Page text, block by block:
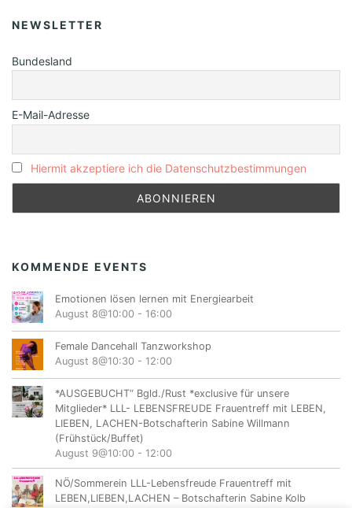
NEWSLETTER
Bundesland
E-Mail-Adresse
Hiermit akzeptiere ich die Datenschutzbestimmungen
KOMMENDE EVENTS
Emotionen lösen lernen mit Energiearbeit
August 8@10:00 - 16:00
Female Dancehall Tanzworkshop
August 8@10:30 - 12:00
*AUSGEBUCHT“ Bgld./Rust *exclusive für unsere
Mitglieder* LLL- LEBENSFREUDE Frauentreff mit LEBEN,
LIEBEN, LACHEN-Botschafterin Sabine Willmann
(Frühstück/Buffet)
August 9@10:00 - 12:00
NÖ/Sommerein LLL-Lebensfreude Frauentreff mit
LEBEN,LIEBEN,LACHEN – Botschafterin Sabine Kolb